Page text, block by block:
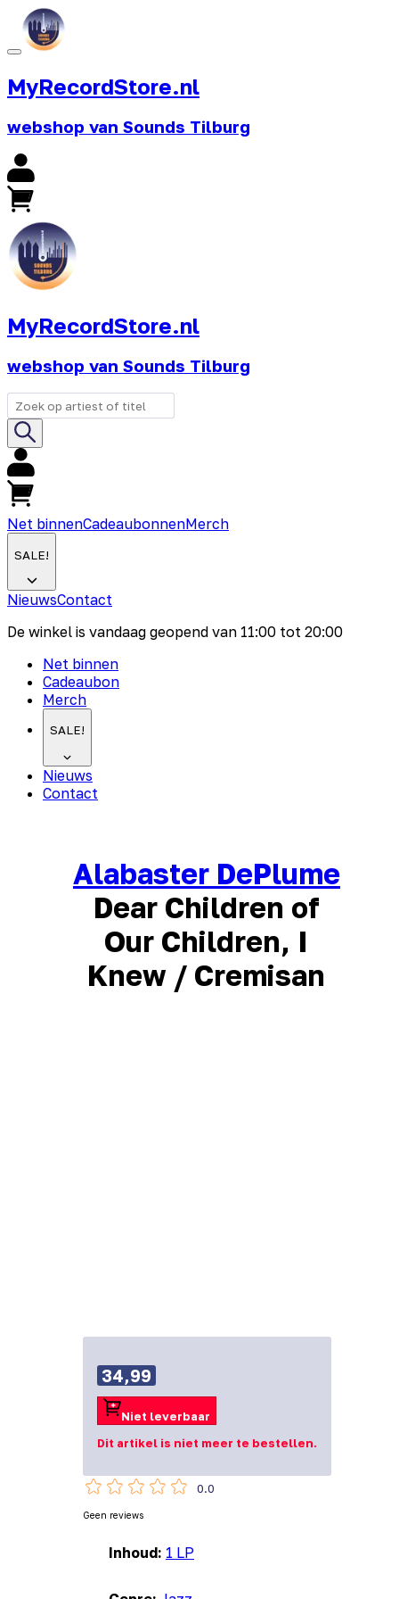
MyRecordStore.nl
webshop van Sounds Tilburg
MyRecordStore.nl
webshop van Sounds Tilburg
Net binnenCadeaubonnenMerch
SALE!
NieuwsContact
De winkel is vandaag geopend van 11:00 tot 20:00
Net binnen
Cadeaubon
Merch
SALE!
Nieuws
Contact
Alabaster DePlume
Dear Children of
Our Children, I
Knew / Cremisan
Inhoud: 1 LP
34,99
Niet leverbaar
Dit artikel is niet meer te bestellen.
0.0
Geen reviews